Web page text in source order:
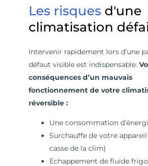
Les risques d'une
climatisation
Intervenir rapidement lors d’une
défaut visible est indispensable.
conséquences d’un mauvais
fonctionnement de votre
réversible :
Une consommation
Surchauffe de votre
casse de la clim)
Echappement de fluide